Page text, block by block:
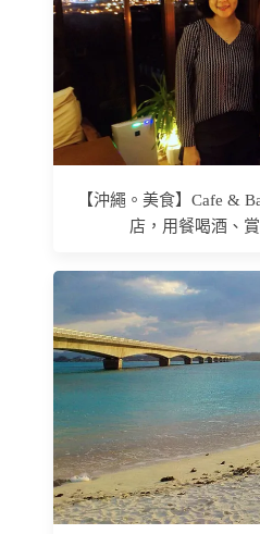
【沖繩。美食】Cafe &
店，用餐喝酒、